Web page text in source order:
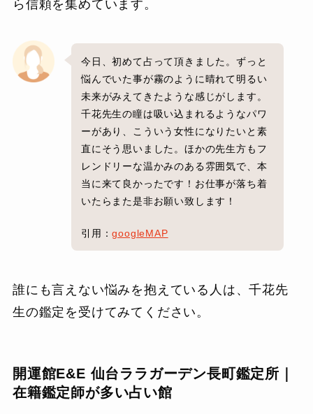
ら信頼を集めています。
今日、初めて占って頂きました。ずっと
悩んでいた事が霧のように晴れて明るい
未来がみえてきたような感じがします。
千花先生の瞳は吸い込まれるようなパワ
ーがあり、こういう女性になりたいと素
直にそう思いました。ほかの先生方もフ
レンドリーな温かみのある雰囲気で、本
当に来て良かったです！お仕事が落ち着
いたらまた是非お願い致します！
引用：googleMAP
誰にも言えない悩みを抱えている人は、千花先
生の鑑定を受けてみてください。
開運館E&E 仙台ララガーデン長町鑑定所｜
在籍鑑定師が多い占い館